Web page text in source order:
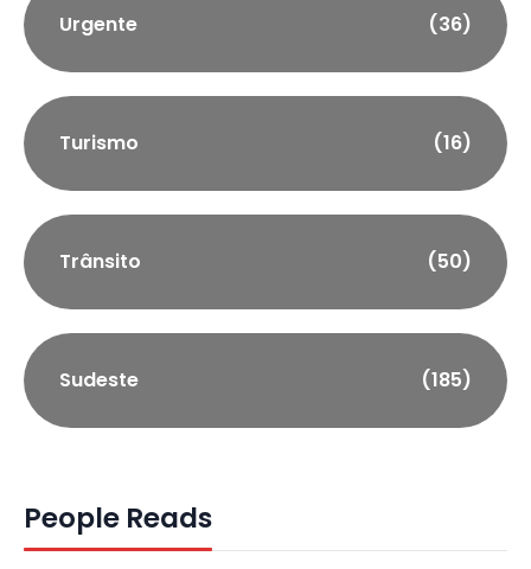
Urgente (36)
Turismo (16)
Trânsito (50)
Sudeste (185)
People Reads